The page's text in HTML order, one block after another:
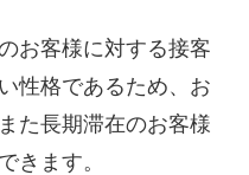
お客様に対する接客
性格であるため、お
た長期滞在のお客様
きます。